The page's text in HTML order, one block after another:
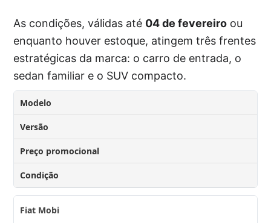
As condições, válidas até 04 de fevereiro ou
enquanto houver estoque, atingem três frentes
estratégicas da marca: o carro de entrada, o
sedan familiar e o SUV compacto.
Modelo
Versão
Preço promocional
Condição
Fiat Mobi